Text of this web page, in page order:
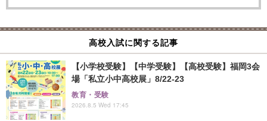
高校入試に関する記事
【小学校受験】【中学受験】【高校受験】福岡3会
場「私立小中高校展」8/22-23
教育・受験
2026.8.5 Wed 17:45